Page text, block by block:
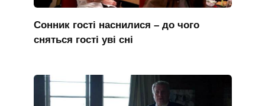
Сонник гості наснилися – до чого
сняться гості уві сні